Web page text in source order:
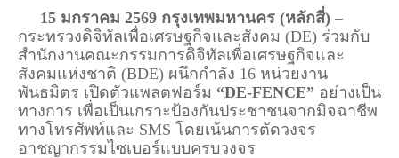
15 มกราคม 2569 กรุงเทพมหานคร (หลักสี่) –
กระทรวงดิจิทัลเพื่อเศรษฐกิจและสังคม (DE) ร่วมกับ
สำนักงานคณะกรรมการดิจิทัลเพื่อเศรษฐกิจและ
สังคมแห่งชาติ (BDE) ผนึกกำลัง 16 หน่วยงาน
พันธมิตร เปิดตัวแพลตฟอร์ม “DE-FENCE” อย่างเป็น
ทางการ เพื่อเป็นเกราะป้องกันประชาชนจากมิจฉาชีพ
ทางโทรศัพท์และ SMS โดยเน้นการตัดวงจร
อาชญากรรมไซเบอร์แบบครบวงจร